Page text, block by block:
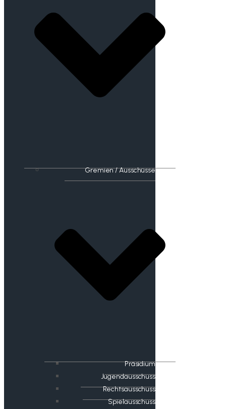
Gremien / Ausschüsse
Präsidium
Jugendausschuss
Rechtsausschuss
Spielausschuss